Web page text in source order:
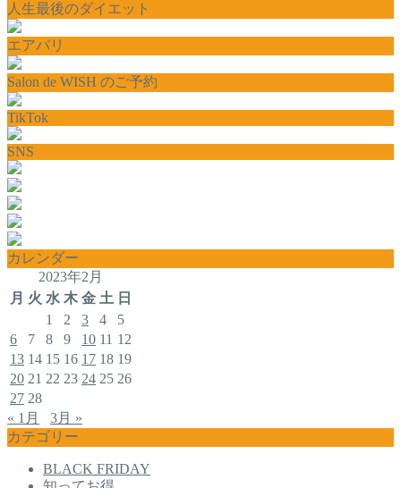
人生最後のダイエット
エアバリ
Salon de WISH のご予約
TikTok
SNS
カレンダー
2023年2月
月 火 水 木 金 土 日
1
2 3 4
5
6
7 8 9 10 11 12
13 14 15 16 17 18 19
20 21 22 23 24 25 26
27 28
« 1月
3月 »
カテゴリー
BLACK FRIDAY